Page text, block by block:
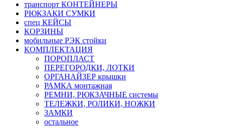
транспорт КОНТЕЙНЕРЫ
РЮКЗАКИ СУМКИ
спец КЕЙСЫ
КОРЗИНЫ
мобильные РЭК стойки
КОМПЛЕКТАЦИЯ
ПОРОПЛАСТ
ПЕРЕГОРОДКИ, ЛОТКИ
ОРГАНАЙЗЕР крышки
РАМКА монтажная
РЕМНИ, РЮКЗАЧНЫЕ системы
ТЕЛЕЖКИ, РОЛИКИ, НОЖКИ
ЗАМКИ
остальное